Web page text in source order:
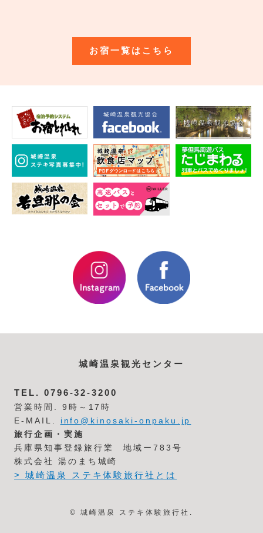
お宿一覧はこちら
城崎温泉観光センター
TEL. 0796-32-3200
営業時間. 9時～17時
E-MAIL. info@kinosaki-onpaku.jp
旅行企画・実施
兵庫県知事登録旅行業 地域ー783号
株式会社 湯のまち城崎
> 城崎温泉 ステキ体験旅行社とは
© 城崎温泉 ステキ体験旅行社.